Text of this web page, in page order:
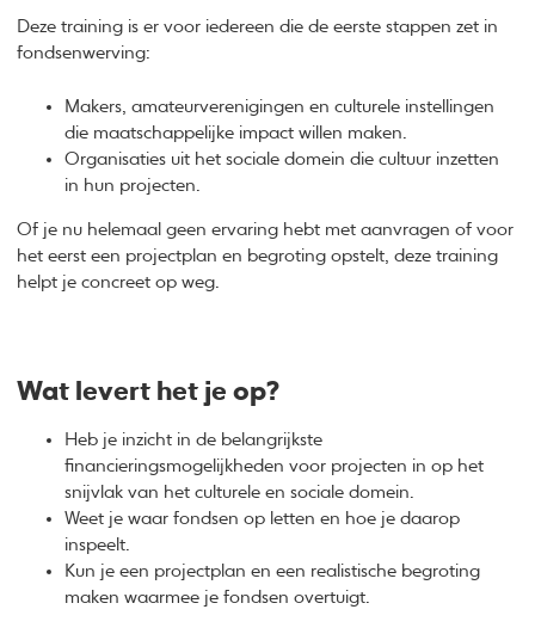
Deze training is er voor iedereen die de eerste stappen zet in
fondsenwerving:
Makers, amateurverenigingen en culturele instellingen
die maatschappelijke impact willen maken.
Organisaties uit het sociale domein die cultuur inzetten
in hun projecten.
Of je nu helemaal geen ervaring hebt met aanvragen of voor
het eerst een projectplan en begroting opstelt, deze training
helpt je concreet op weg.
Wat levert het je op?
Heb je inzicht in de belangrijkste
financieringsmogelijkheden voor projecten in op het
snijvlak van het culturele en sociale domein.
Weet je waar fondsen op letten en hoe je daarop
inspeelt.
Kun je een projectplan en een realistische begroting
maken waarmee je fondsen overtuigt.